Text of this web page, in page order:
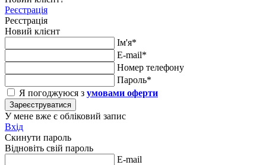
Реєстрація
Реєстрація
Новий клієнт
Ім'я*
E-mail*
Номер телефону
Пароль*
Я погоджуюся з умовами оферти
Зареєструватися
У мене вже є обліковий запис
Вхід
Скинути пароль
Відновіть свій пароль
E-mail